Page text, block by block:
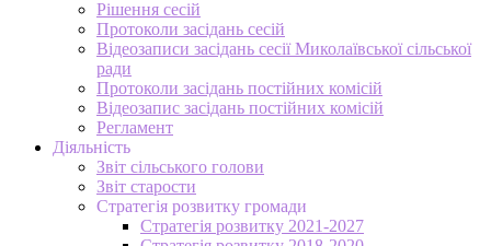
Рішення сесій
Протоколи засідань сесій
Відеозаписи засідань сесії Миколаївської сільської
ради
Протоколи засідань постійних комісій
Відеозапис засідань постійних комісій
Регламент
Діяльність
Звіт сільського голови
Звіт старости
Стратегія розвитку громади
Стратегія розвитку 2021-2027